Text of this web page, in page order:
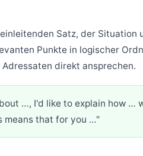
Satz, der
Punkte in logischer
direkt ansprechen.
…, I'd like to explain how …
means that for you …"